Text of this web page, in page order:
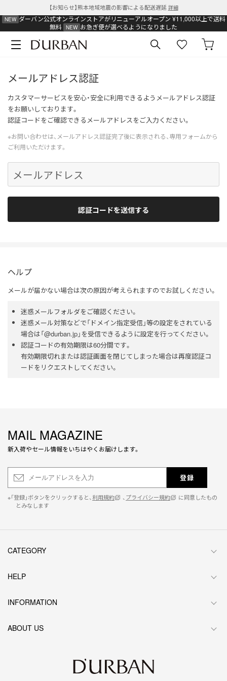
【お知らせ】熊本地域地震の影響による配送遅延 詳細
ダーバン公式オンラインストアがリニューアルオープン ¥11,000以上で送料
無料
お急ぎ便が選べるようになりました
メールアドレス認証
カスタマーサービスを安心・安全に利用できるようメールアドレス認証
をお願いしております。
認証コードをご確認できるメールアドレスをご入力ください。
※お問い合わせは、メールアドレス認証完了後に表示される、専用フォームから
ご利用いただけます。
メールアドレス
認証コードを送信する
ヘルプ
メールが届かない場合は次の原因が考えられますのでお試しください。
迷惑メールフォルダをご確認ください。
迷惑メール対策などで「ドメイン指定受信」等の設定をされている
場合は「@durban.jp」を受信できるように設定を行ってください。
認証コードの有効期限は60分間です。
有効期限切れまたは認証画面を閉じてしまった場合は再度認証コ
ードをリクエストしてください。
MAIL MAGAZINE
新入荷やセール情報をいちはやくお届けします。
登録
※「登録」ボタンをクリックすると、利用規約 、 プライバシー規約
に同意したもの
とみなします
CATEGORY
HELP
INFORMATION
ABOUT US